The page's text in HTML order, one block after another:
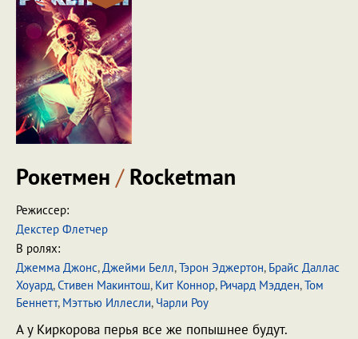
Рокетмен /Rocketman
Режиссер:
Декстер Флетчер
В ролях:
Джемма Джонс,Джейми Белл,Тэрон Эджертон, Брайс Даллас
Хоуард,Стивен Макинтош, Кит Коннор, Ричард Мэдден,Том
Беннетт, Мэттью Иллесли, Чарли Роу
А у Киркорова перья все же попышнее будут.